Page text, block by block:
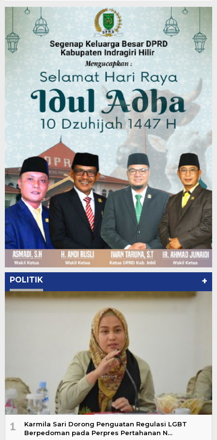
POLITIK +
1
Karmila Sari Dorong Penguatan Regulasi LGBT
Berpedoman pada Perpres Pertahanan N…